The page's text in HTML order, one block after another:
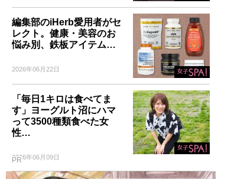
編集部のiHerb愛用者がセ
レクト。健康・美容のお
悩み別、鉄板アイテム…
2026年06月22日
「毎日1キロは食べてま
す」ヨーグルト沼にハマ
って3500種類食べた女
性…
2026年06月09日
PR